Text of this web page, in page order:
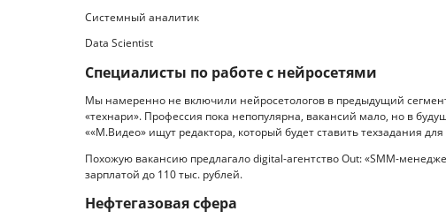
Системный аналитик 150–220
Data Scientist 260–300
Специалисты по работе с нейросетями
Мы намеренно не включили нейросетологов в предыдущий
«технари». Профессия пока непопулярна, вакансий мало, но в
««М.Видео» ищут редактора, который будет ставить техзадания для
Похожую вакансию предлагало digital-агентство Out: «SMM-
зарплатой до 110 тыс. рублей.
Нефтегазовая сфера